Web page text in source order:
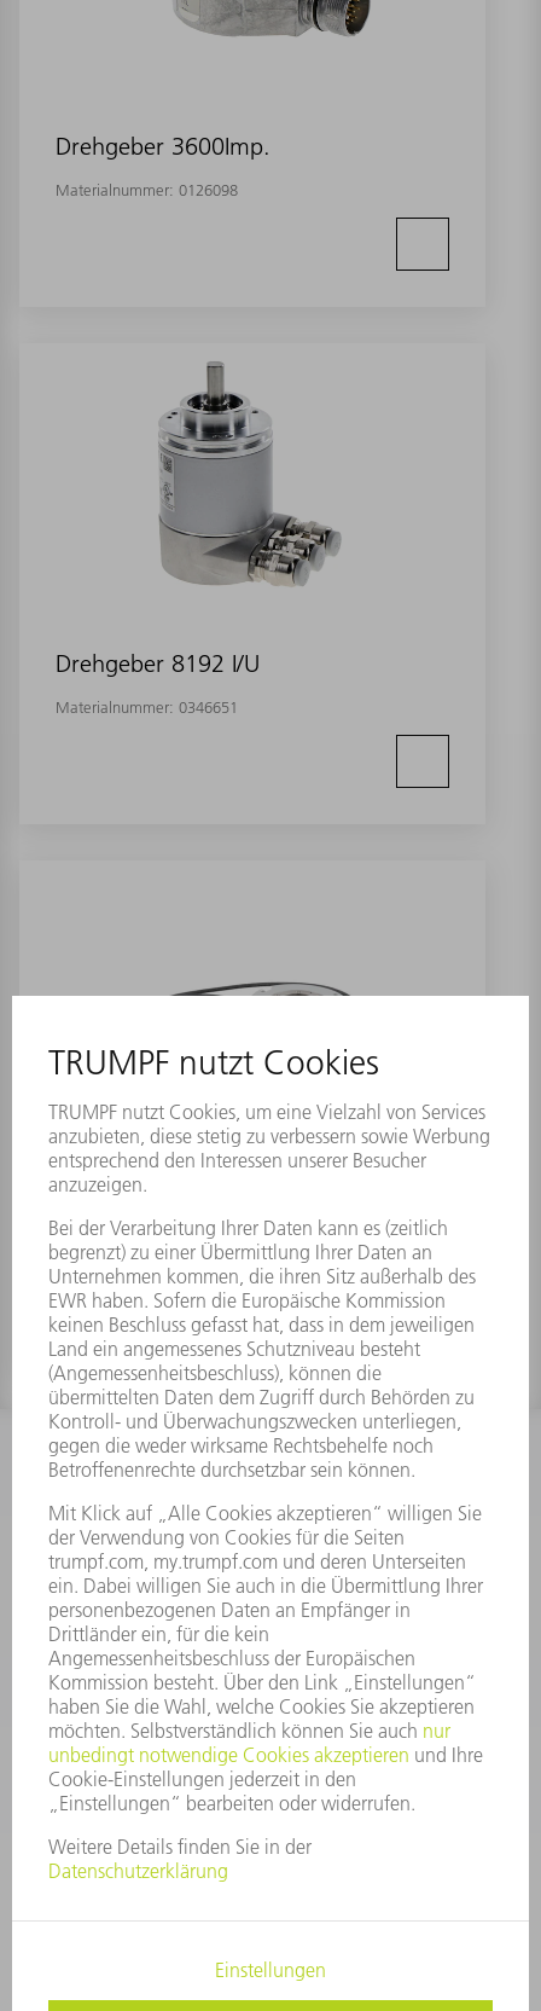
Drehgeber 3600Imp.
Materialnummer: 0126098
Drehgeber 8192 I/U
Materialnummer: 0346651
Hohlwellendrehgeber D60mm M23
Materialnummer:1799294
INFORMATION
Häufig gestellte Fragen
Allgemeine Geschäftsbedingungen
KONTAKT
After Sales
+43722160396550
Mo - Do: 08:00 -17:30 Uhr
Fr: 08:00 -16:30 Uhr
ersatzteile@at.trumpf.com